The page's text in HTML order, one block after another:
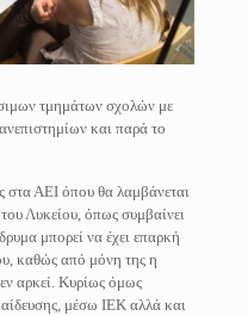
τμημάτων σχολών με
και παρά το
στα ΑΕΙ όπου θα λαμβάνεται
Λυκείου, όπως συμβαίνει
μπορεί να έχει επαρκή
καθώς από μόνη της η
αρκεί. Κυρίως όμως
μέσω ΙΕΚ αλλά και